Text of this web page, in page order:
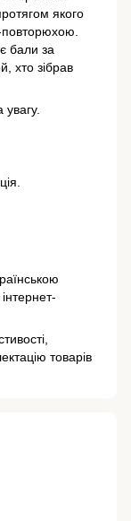
якого
бали за
хто зібрав
товарів